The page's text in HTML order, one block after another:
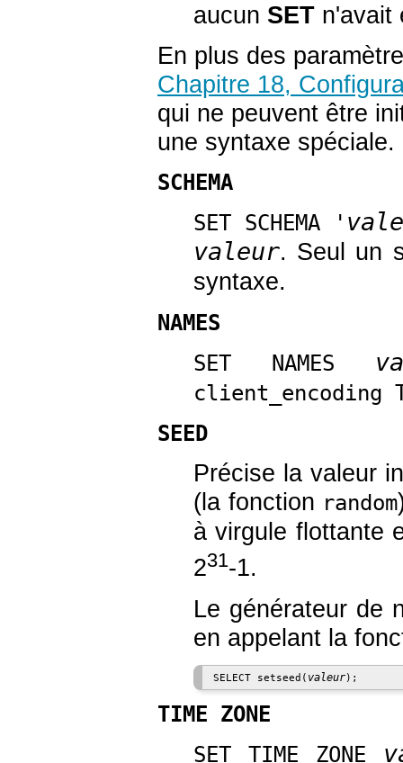
aucun SET n'avait
En plus des
Chapitre 18,
qui ne peuvent être
une syntaxe spéciale.
SCHEMA
SET SCHEMA '
valeur. Seul un
syntaxe.
NAMES
SET NAMES
client_encoding
SEED
Précise la valeur
(la fonction random
à virgule flottante
231-1.
Le générateur de
en appelant la
SELECT setseed( valeur
TIME ZONE
SET TIME ZONE